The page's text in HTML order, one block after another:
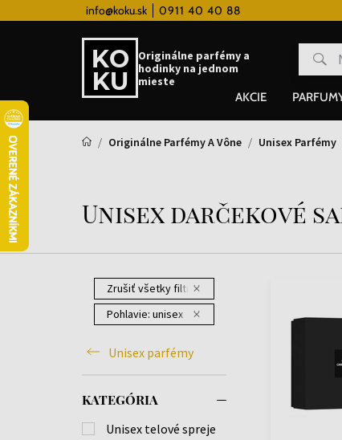
info@koku.sk 0911 40 40 88Vernostný systém
Originálne parfémy a
hodinky na jednom
mieste
AKCIE
Originálne Parfémy A Vône Unisex Parfémy
Unisex darčekové
Zrušiť všetky filtre
Pohlavie: unisex
Unisex parfémy
KATEGÓRIA
Unisex telové spreje